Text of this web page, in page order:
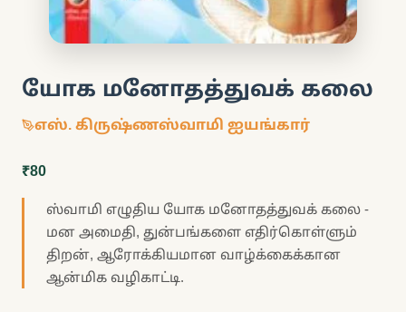
யோக மனோதத்துவக் கலை
எஸ். கிருஷ்ணஸ்வாமி ஐயங்கார்
₹80
ஸ்வாமி எழுதிய யோக மனோதத்துவக் கலை -
மன அமைதி, துன்பங்களை எதிர்கொள்ளும்
திறன், ஆரோக்கியமான வாழ்க்கைக்கான
ஆன்மிக வழிகாட்டி.